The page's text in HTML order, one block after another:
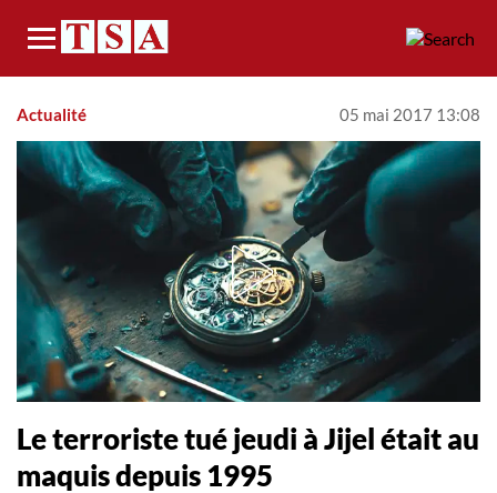
Menu
Actualité 05 mai 2017 13:08
Le terroriste tué jeudi à Jijel était au
maquis depuis 1995